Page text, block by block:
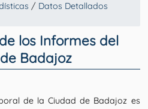
/ Datos Detallados
los Informes del
Badajoz
de la Ciudad de Badajoz es